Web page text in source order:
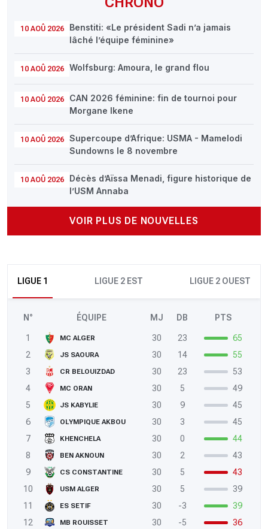
10 AOÛ 2026
Benstiti: «Le président Sadi n’a jamais
lâché l’équipe féminine»
10 AOÛ 2026 Wolfsburg: Amoura, le grand flou
10 AOÛ 2026
CAN 2026 féminine: fin de tournoi pour
Morgane Ikene
10 AOÛ 2026
Supercoupe d’Afrique: USMA - Mamelodi
Sundowns le 8 novembre
10 AOÛ 2026
Décès d’Aïssa Menadi, figure historique de
l’USM Annaba
VOIR PLUS DE NOUVELLES
LIGUE 1 LIGUE 2 EST LIGUE 2 OUEST
N° ÉQUIPE MJ DB PTS
1 MC ALGER 30 23
65
2
JS SAOURA 30 14
55
3
CR BELOUIZDAD 30 23
53
4
MC ORAN 30 5
49
5
JS KABYLIE 30 9
45
6
OLYMPIQUE AKBOU 30 3
45
7
KHENCHELA 30 0
44
8
BEN AKNOUN 30 2
43
9
CS CONSTANTINE 30 5
43
10
USM ALGER 30 5
39
11
ES SETIF 30 -3
39
12
MB ROUISSET 30 -5
36